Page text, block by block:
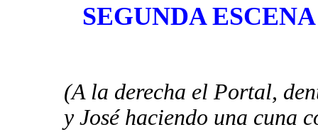
SEGUNDA ESCENA
(A la derecha el Portal,
y José haciendo una cuna